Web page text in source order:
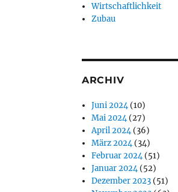
Wirtschaftlichkeit
Zubau
ARCHIV
Juni 2024(10)
Mai 2024(27)
April 2024(36)
März 2024(34)
Februar 2024(51)
Januar 2024(52)
Dezember 2023 (51)